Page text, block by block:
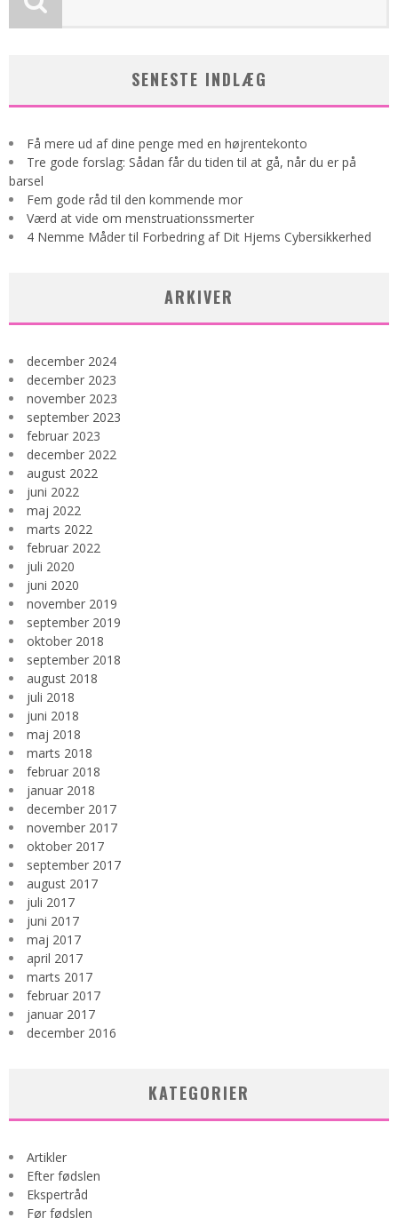
SENESTE INDLÆG
Få mere ud af dine penge med en højrentekonto
Tre gode forslag: Sådan får du tiden til at gå, når du er på
barsel
Fem gode råd til den kommende mor
Værd at vide om menstruationssmerter
4 Nemme Måder til Forbedring af Dit Hjems Cybersikkerhed
ARKIVER
december 2024
december 2023
november 2023
september 2023
februar 2023
december 2022
august 2022
juni 2022
maj 2022
marts 2022
februar 2022
juli 2020
juni 2020
november 2019
september 2019
oktober 2018
september 2018
august 2018
juli 2018
juni 2018
maj 2018
marts 2018
februar 2018
januar 2018
december 2017
november 2017
oktober 2017
september 2017
august 2017
juli 2017
juni 2017
maj 2017
april 2017
marts 2017
februar 2017
januar 2017
december 2016
KATEGORIER
Artikler
Efter fødslen
Ekspertråd
Før fødslen